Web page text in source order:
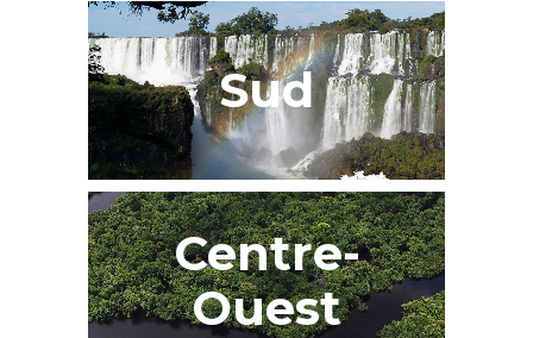
Sud
Centre-
Ouest